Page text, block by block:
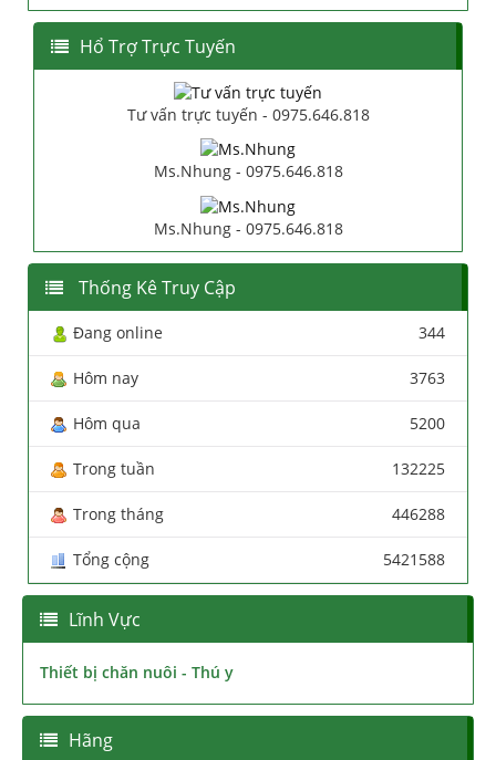
Hổ Trợ Trực Tuyến
Tư vấn trực tuyến - 0975.646.818
Ms.Nhung - 0975.646.818
Ms.Nhung - 0975.646.818
Thống Kê Truy Cập
Đang online 344
Hôm nay 3763
Hôm qua 5200
Trong tuần 132225
Trong tháng 446288
Tổng cộng 5421588
Lĩnh Vực
Thiết bị chăn nuôi - Thú y
Hãng